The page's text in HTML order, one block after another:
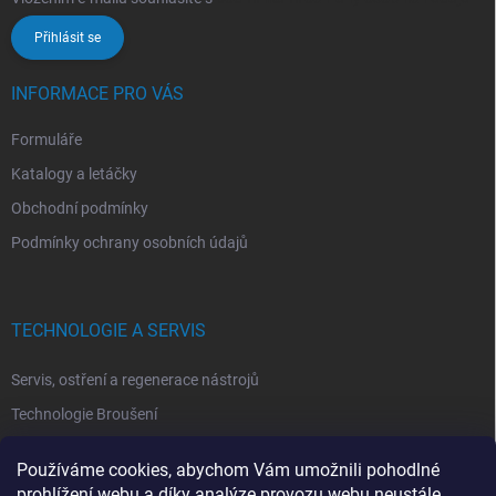
Používáme cookies, abychom Vám umožnili pohodlné
Přihlásit se
INFORMACE PRO VÁS
Formuláře
Katalogy a letáčky
Obchodní podmínky
Podmínky ochrany osobních údajů
TECHNOLOGIE A SERVIS
Servis, ostření a regenerace nástrojů
Technologie Broušení
Technologie Laserová Ablace